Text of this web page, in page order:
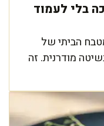
בלי לעמוד
הביתי של
מודרנית. זה